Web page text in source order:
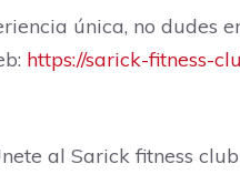
única, no dudes
https://sarick-fitness-
al Sarick fitness